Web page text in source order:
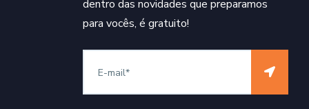
dentro das novidades que preparamos
para vocês, é gratuito!